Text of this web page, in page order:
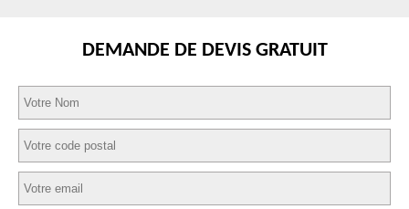
DEMANDE DE DEVIS GRATUIT